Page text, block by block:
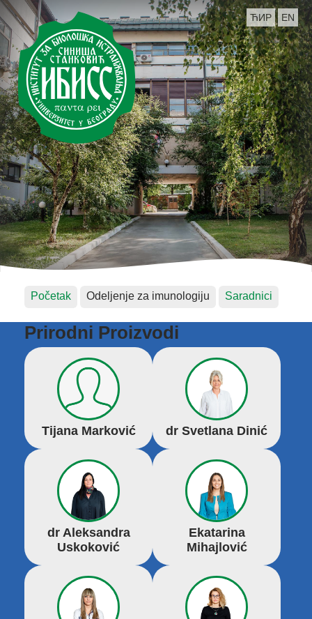
ЋИР EN
Početak Odeljenje za imunologiju Saradnici
Prirodni Proizvodi
Tijana Marković dr Svetlana Dinić
dr Aleksandra
Uskoković
Ekatarina
Mihajlović